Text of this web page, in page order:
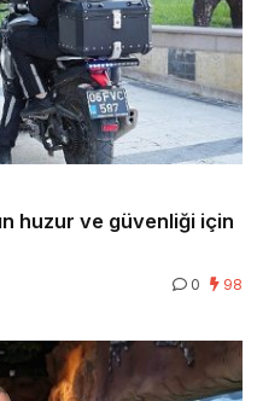
huzur ve güvenliği için
0 98